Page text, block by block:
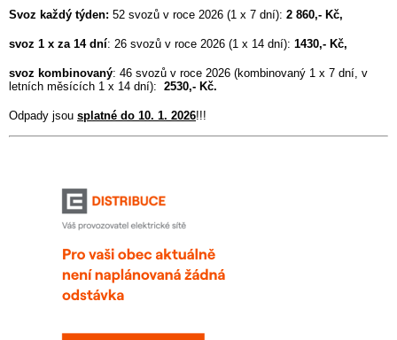
Svoz každý týden: 52 svozů v roce 2026 (1 x 7 dní): 2 860,- Kč,
svoz 1 x za 14 dní: 26 svozů v roce 2026 (1 x 14 dní): 1430,- Kč,
svoz kombinovaný: 46 svozů v roce 2026 (kombinovaný 1 x 7 dní, v
letních měsících 1 x 14 dní): 2530,- Kč.
Odpady jsou splatné do 10. 1. 2026!!!